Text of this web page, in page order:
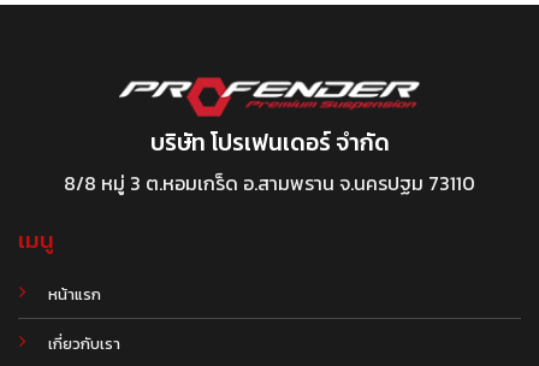
บริษัท โปรเฟนเดอร์ จำกัด
8/8 หมู่ 3 ต.หอมเกร็ด อ.สามพราน จ.นครปฐม 73110
เมนู
หน้าแรก
เกี่ยวกับเรา